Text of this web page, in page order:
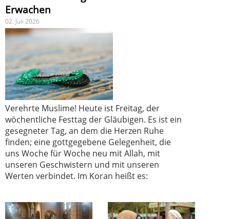
Erwachen
02. Juli 2026
Verehrte Muslime! Heute ist Freitag, der
wöchentliche Festtag der Gläubigen. Es ist ein
gesegneter Tag, an dem die Herzen Ruhe
finden; eine gottgegebene Gelegenheit, die
uns Woche für Woche neu mit Allah, mit
unseren Geschwistern und mit unseren
Werten verbindet. Im Koran heißt es: